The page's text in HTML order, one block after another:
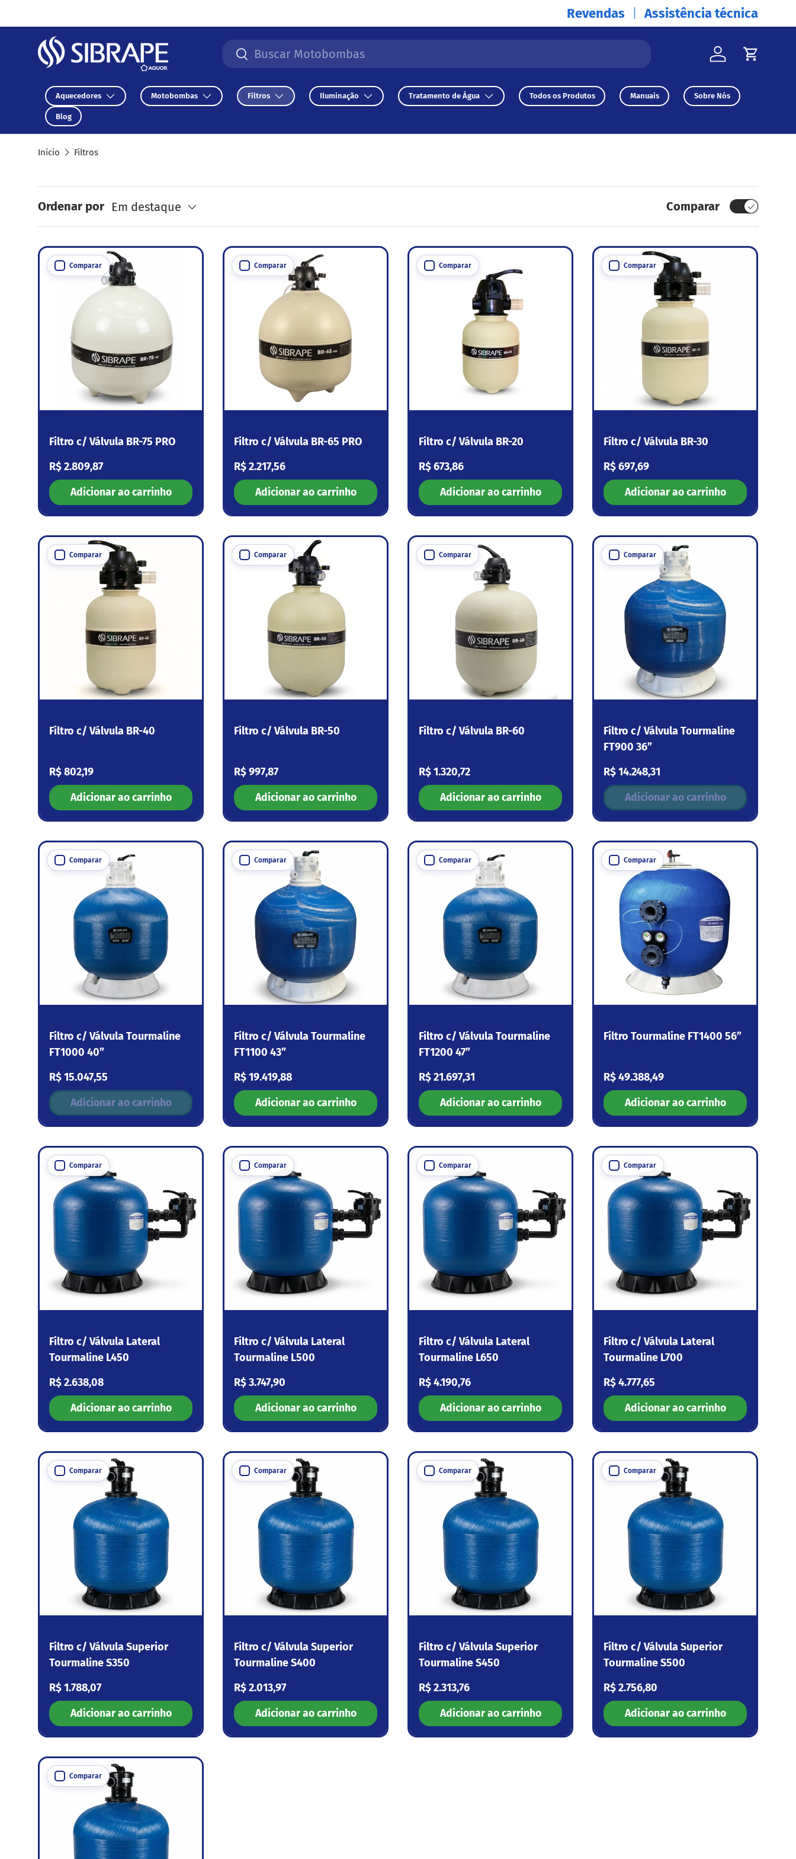
Ir para o conteúdo
Revendas Assistência técnica
Pesquisar
Pesquisar Iniciar sessão
Aquecedores Motobombas Filtros Iluminação Tratamento de Água Todos os Produtos Manuais Sobre Nós
Blog
Início Filtros
Ordenar por Em destaque Comparar
Comparar
Filtro c/ Válvula BR-75 PRO
Preço normal
R$ 2.809,87
Adicionar ao carrinho
Comparar
Filtro c/ Válvula BR-65 PRO
Preço normal
R$ 2.217,56
Adicionar ao carrinho
Comparar
Filtro c/ Válvula BR-20
Preço normal
R$ 673,86
Adicionar ao carrinho
Comparar
Filtro c/ Válvula BR-30
Preço normal
R$ 697,69
Adicionar ao carrinho
Comparar
Filtro c/ Válvula BR-40
Preço normal
R$ 802,19
Adicionar ao carrinho
Comparar
Filtro c/ Válvula BR-50
Preço normal
R$ 997,87
Adicionar ao carrinho
Comparar
Filtro c/ Válvula BR-60
Preço normal
R$ 1.320,72
Adicionar ao carrinho
Comparar
Filtro c/ Válvula Tourmaline
FT900 36”
Preço normal
R$ 14.248,31
Adicionar ao carrinho
Comparar
Filtro c/ Válvula Tourmaline
FT1000 40”
Preço normal
R$ 15.047,55
Adicionar ao carrinho
Comparar
Filtro c/ Válvula Tourmaline
FT1100 43”
Preço normal
R$ 19.419,88
Adicionar ao carrinho
Comparar
Filtro c/ Válvula Tourmaline
FT1200 47”
Preço normal
R$ 21.697,31
Adicionar ao carrinho
Comparar
Filtro Tourmaline FT1400 56”
Preço normal
R$ 49.388,49
Adicionar ao carrinho
Comparar
Filtro c/ Válvula Lateral
Tourmaline L450
Preço normal
R$ 2.638,08
Adicionar ao carrinho
Comparar
Filtro c/ Válvula Lateral
Tourmaline L500
Preço normal
R$ 3.747,90
Adicionar ao carrinho
Comparar
Filtro c/ Válvula Lateral
Tourmaline L650
Preço normal
R$ 4.190,76
Adicionar ao carrinho
Comparar
Filtro c/ Válvula Lateral
Tourmaline L700
Preço normal
R$ 4.777,65
Adicionar ao carrinho
Comparar
Filtro c/ Válvula Superior
Tourmaline S350
Preço normal
R$ 1.788,07
Adicionar ao carrinho
Comparar
Filtro c/ Válvula Superior
Tourmaline S400
Preço normal
R$ 2.013,97
Adicionar ao carrinho
Comparar
Filtro c/ Válvula Superior
Tourmaline S450
Preço normal
R$ 2.313,76
Adicionar ao carrinho
Comparar
Filtro c/ Válvula Superior
Tourmaline S500
Preço normal
R$ 2.756,80
Adicionar ao carrinho
Comparar